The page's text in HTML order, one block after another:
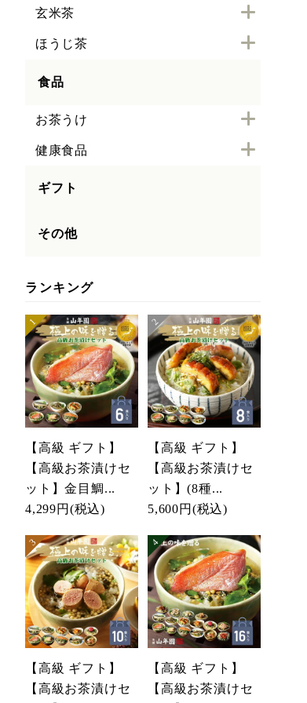
玄米茶
ほうじ茶
食品
お茶うけ
健康食品
ギフト
その他
ランキング
【高級 ギフト】
【高級お茶漬けセ
ット】金目鯛...
4,299円 (税込)
【高級 ギフト】
【高級お茶漬けセ
ット】(8種...
5,600円 (税込)
【高級 ギフト】
【高級お茶漬けセ
【高級 ギフト】
【高級お茶漬けセ